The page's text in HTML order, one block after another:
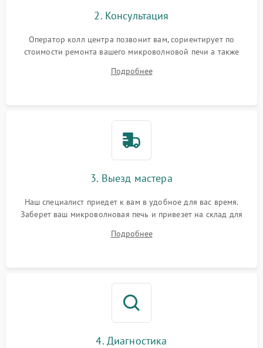
2. Консультация
Оператор колл центра позвонит вам, сориентирует по
стоимости ремонта вашего микроволновой печи а также
Подробнее
3. Выезд мастера
Наш специалист приедет к вам в удобное для вас время.
Заберет ваш микроволновая печь и привезет на склад для
Подробнее
4. Диагностика